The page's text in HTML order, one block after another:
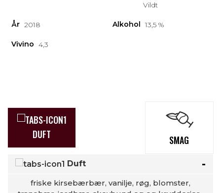
Vildt
År 2018 Alkohol 13,5 %
Vivino 4,3
DUFT SMAG
Duft
friske kirsebærbær, vanilje, røg, blomster,